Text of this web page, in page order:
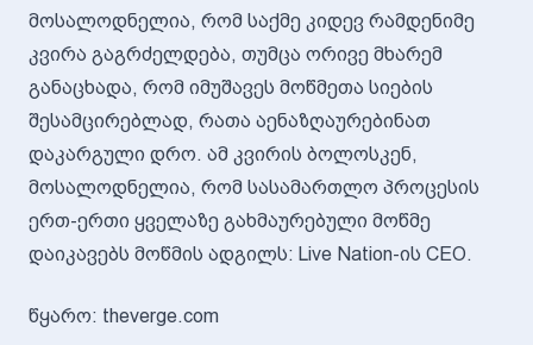
მოსალოდნელია, რომ საქმე კიდევ რამდენიმე
კვირა გაგრძელდება, თუმცა ორივე მხარემ
განაცხადა, რომ იმუშავეს მოწმეთა სიების
შესამცირებლად, რათა აენაზღაურებინათ
დაკარგული დრო. ამ კვირის ბოლოსკენ,
მოსალოდნელია, რომ სასამართლო პროცესის
ერთ-ერთი ყველაზე გახმაურებული მოწმე
დაიკავებს მოწმის ადგილს: Live Nation-ის CEO.
წყარო: theverge.com